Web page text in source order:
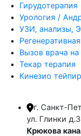
Гирудотерапия
Урология /
УЗИ, анализы,
Вызов врача
Текар терапия
Кинезио
г. Санкт-
ул. Глинки
Крюкова